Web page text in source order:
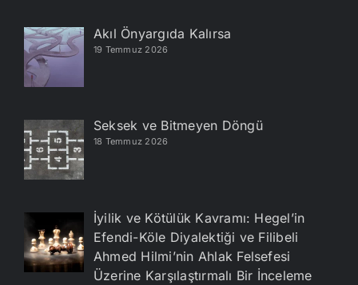
Akıl Önyargıda Kalırsa
19 Temmuz 2026
Seksek ve Bitmeyen Döngü
18 Temmuz 2026
İyilik ve Kötülük Kavramı: Hegel’in
Efendi-Köle Diyalektiği ve Filibeli
Ahmed Hilmi’nin Ahlak Felsefesi
Üzerine Karşılaştırmalı Bir İnceleme